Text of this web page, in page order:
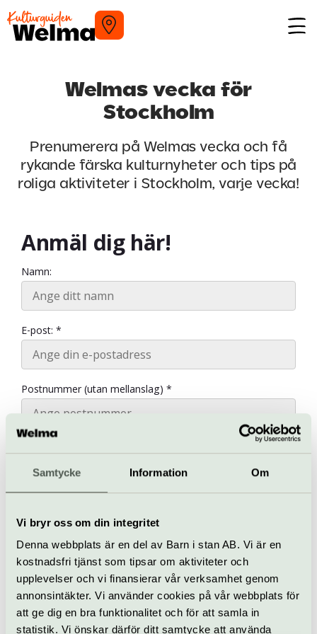
Samtycke Information Om
Vi bryr oss om din integritet
Denna webbplats är en del av Barn i stan AB. Vi är en
kostnadsfri tjänst som tipsar om aktiviteter och
upplevelser och vi finansierar vår verksamhet genom
annonsintäkter. Vi använder cookies på vår webbplats för
att ge dig en bra funktionalitet och för att samla in
statistik. Vi önskar därför ditt samtycke att använda
Welmas vecka för
Stockholm
Prenumerera på Welmas vecka och få
rykande färska kulturnyheter och tips på
roliga aktiviteter i Stockholm, varje vecka!
Anmäl dig här!
Namn:
E-post: *
Postnummer (utan mellanslag) *
Jag godkänner att ni sparar min e-postadress.
Vi använder Ungapped som vår
nyhetsbrevsplattform och genom att klicka
kommer att överföras till Ungapped för
behandling.Här kan du läsa vår
integritetspolicy.Du kan när som helst
avregistrera dig från våra utskick genom att
klicka längst ner i nyhetsbreven
Anmäl dig nu!